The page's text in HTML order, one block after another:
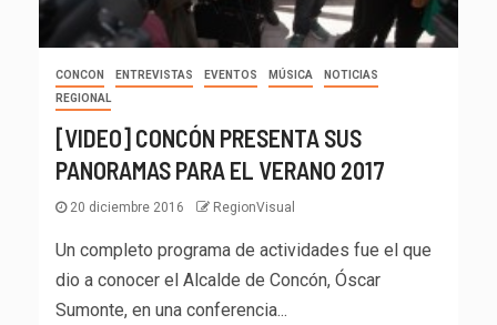
CONCON ENTREVISTAS EVENTOS MÚSICA
NOTICIAS
REGIONAL
[VIDEO] CONCÓN PRESENTA SUS
PANORAMAS PARA EL VERANO 2017
20 diciembre 2016 RegionVisual
Un completo programa de actividades fue el que
dio a conocer el Alcalde de Concón, Óscar
Sumonte, en una conferencia...